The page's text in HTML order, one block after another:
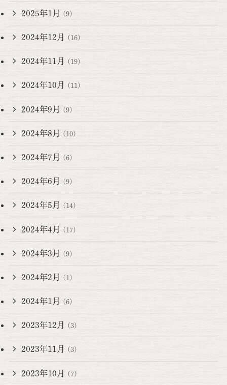
2025年1月 (9)
2024年12月 (16)
2024年11月 (19)
2024年10月 (11)
2024年9月 (9)
2024年8月 (10)
2024年7月 (6)
2024年6月 (9)
2024年5月 (14)
2024年4月 (17)
2024年3月 (9)
2024年2月 (1)
2024年1月 (6)
2023年12月 (3)
2023年11月 (3)
2023年10月 (7)